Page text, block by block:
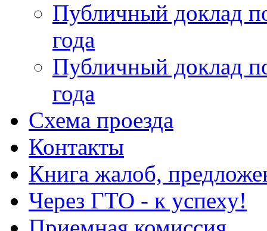
Публичный доклад
года
Публичный доклад
года
Схема проезда
Контакты
Книга жалоб,
Через ГТО - к успеху!